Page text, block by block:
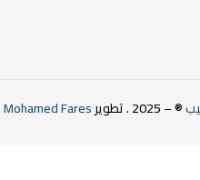
® – 2025 . تطوير Mohamed Fares